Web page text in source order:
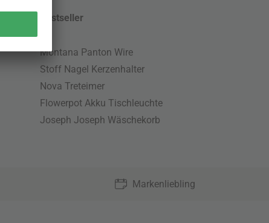
Bestseller
Montana Panton Wire
Stoff Nagel Kerzenhalter
Nova Treteimer
Flowerpot Akku Tischleuchte
Joseph Joseph Wäschekorb
Markenliebling